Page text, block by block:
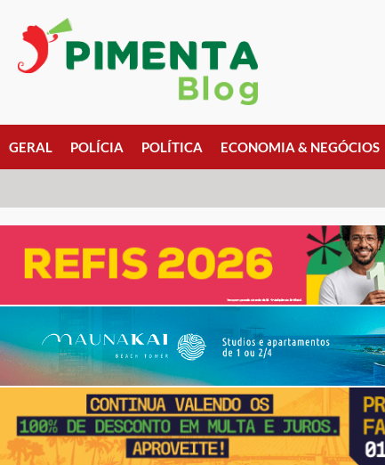
GERAL POLÍCIA POLÍTICA ECONOMIA & NEGÓCIOS